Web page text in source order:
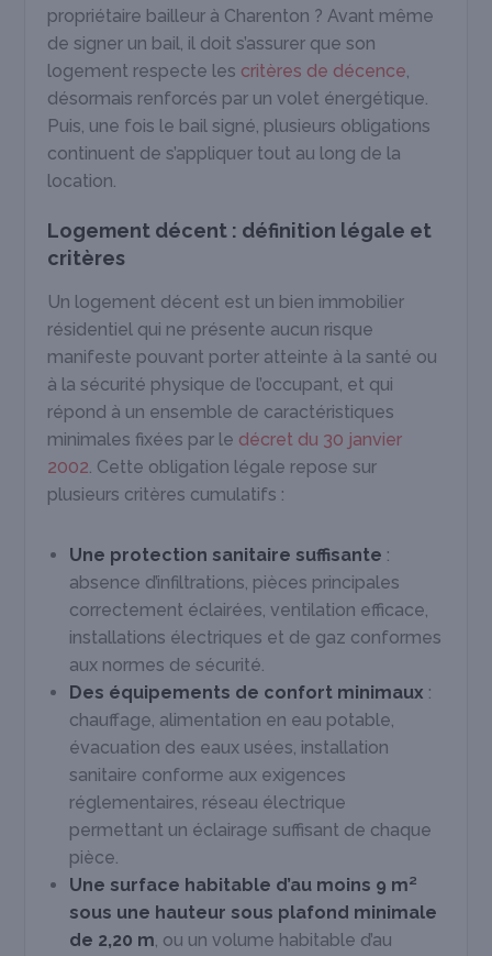
propriétaire bailleur à Charenton ? Avant même
de signer un bail, il doit s’assurer que son
logement respecte les critères de décence
désormais renforcés par un volet énergétique.
Puis, une fois le bail signé, plusieurs obligations
continuent de s’appliquer tout au long de la
location.
Logement décent : définition légale et
critères
Un logement décent est un bien immobilier
résidentiel qui ne présente aucun risque
manifeste pouvant porter atteinte à la santé ou
à la sécurité physique de l’occupant, et qui
répond à un ensemble de caractéristiques
minimales fixées par le décret du 30 janvier
2002 . Cette obligation légale repose sur
plusieurs critères cumulatifs :
Une protection sanitaire suffisante :
absence d’infiltrations, pièces principales
correctement éclairées, ventilation efficace,
installations électriques et de gaz conformes
aux normes de sécurité.
Des équipements de confort minimaux :
chauffage, alimentation en eau potable,
évacuation des eaux usées, installation
sanitaire conforme aux exigences
réglementaires, réseau électrique
permettant un éclairage suffisant de chaque
pièce.
Une surface habitable d’au moins 9 m²
sous une hauteur sous plafond minimale
de 2,20 m , ou un volume habitable d’au